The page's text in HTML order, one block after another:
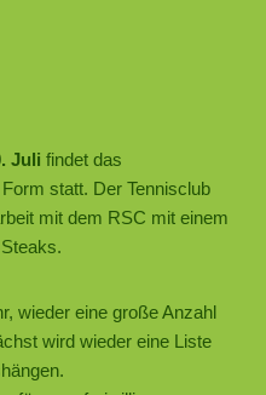
Juli findet das
statt. Der Tennisclub
mit dem RSC mit einem
wieder eine große Anzahl
wird wieder eine Liste